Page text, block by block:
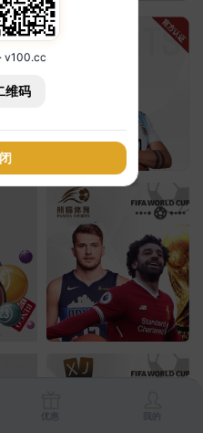
优惠 我的
v100.cc
维码